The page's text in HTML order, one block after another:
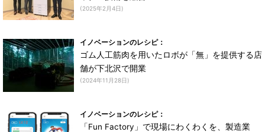
(2025年2月4日)
イノベーションのレシピ：
ゴム人工筋肉を用いたロボが「無」を提供する店
舗が下北沢で開業
(2024年11月28日)
イノベーションのレシピ：
「Fun Factory」で現場にわくわくを、製造業